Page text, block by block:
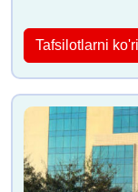
Tafsilotlarni